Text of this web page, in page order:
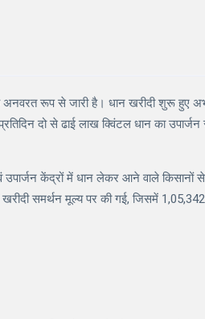
अनवरत रूप से जारी है। धान खरीदी शुरू हुए
दो से ढाई लाख क्विंटल धान का उपार्जन
उपार्जन केंद्रों में धान लेकर आने वाले किसानों से
समर्थन मूल्य पर की गई, जिसमें